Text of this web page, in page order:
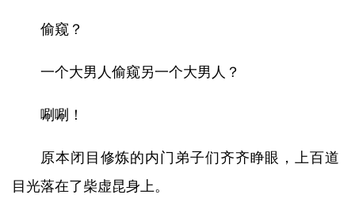
偷窥？
一个大男人偷窥另一个大男人？
唰唰！
原本闭目修炼的内门弟子们齐齐睁眼，上百道
目光落在了柴虚昆身上。